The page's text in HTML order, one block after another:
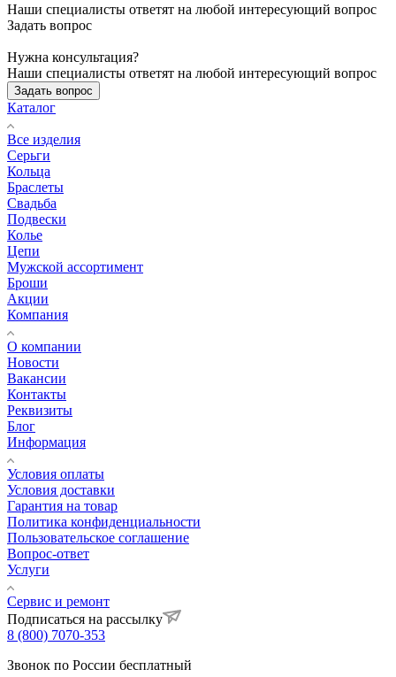
Наши специалисты ответят на любой интересующий вопрос
Задать вопрос
Нужна консультация?
Наши специалисты ответят на любой интересующий вопрос
Задать вопрос
Каталог
Все изделия
Серьги
Кольца
Браслеты
Свадьба
Подвески
Колье
Цепи
Мужской ассортимент
Броши
Акции
Компания
О компании
Новости
Вакансии
Контакты
Реквизиты
Блог
Информация
Условия оплаты
Условия доставки
Гарантия на товар
Политика конфиденциальности
Пользовательское соглашение
Вопрос-ответ
Услуги
Сервис и ремонт
Подписаться на рассылку
8 (800) 7070-353
Звонок по России бесплатный